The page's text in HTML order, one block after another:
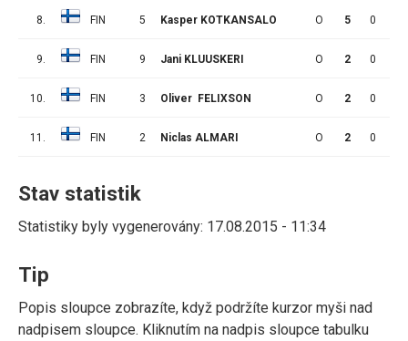
8. FIN 5 Kasper KOTKANSALO O 5 0
9. FIN 9 Jani KLUUSKERI O 2 0
10. FIN 3 Oliver FELIXSON O 2 0
11. FIN 2 Niclas ALMARI O 2 0
Stav statistik
Statistiky byly vygenerovány: 17.08.2015 - 11:34
Tip
Popis sloupce zobrazíte, když podržíte kurzor myši nad
nadpisem sloupce. Kliknutím na nadpis sloupce tabulku